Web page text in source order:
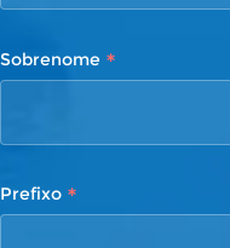
Sobrenome *
Prefixo *